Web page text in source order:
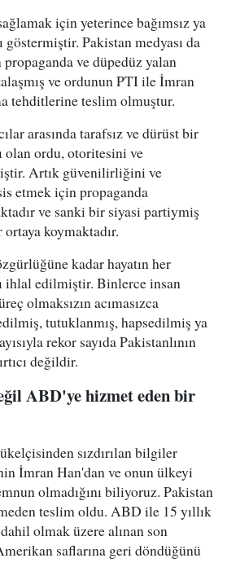
için yeterince bağımsız ya
göstermiştir. Pakistan medyası da
ve düpedüz yalan
ve ordunun PTI ile İmran
tehditlerine teslim olmuştur.
arasında tarafsız ve dürüst bir
olan ordu, otoritesini ve
Artık güvenilirliğini ve
etmek için propaganda
ve sanki bir siyasi partiymiş
koymaktadır.
kadar hayatın her
ihlal edilmiştir. Binlerce insan
olmaksızın acımasızca
tutuklanmış, hapsedilmiş ya
rekor sayıda Pakistanlının
değildir.
ABD'ye hizmet eden bir
sızdırılan bilgiler
İmran Han'dan ve onun ülkeyi
olmadığını biliyoruz. Pakistan
teslim oldu. ABD ile 15 yıllık
olmak üzere alınan son
saflarına geri döndüğünü